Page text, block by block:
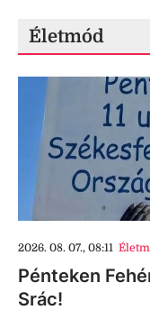
Életmód
2026. 08. 07., 08:11
Pénteken
Srác!